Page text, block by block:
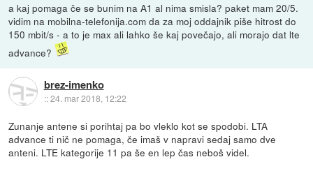
a kaj pomaga če se bunim na A1 al nima smisla? paket mam 20/5.
vidim na mobilna-telefonija.com da za moj oddajnik piše hitrost do
150 mbit/s - a to je max ali lahko še kaj povečajo, ali morajo dat lte
advance?
brez-imenko
::24. mar 2018, 12:22
Zunanje antene si porihtaj pa bo vleklo kot se spodobi. LTA
advance ti nič ne pomaga, če imaš v napravi sedaj samo dve
anteni. LTE kategorije 11 pa še en lep čas neboš videl.